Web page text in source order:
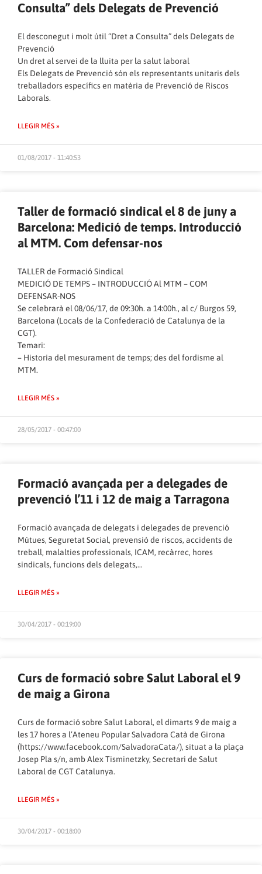
Consulta” dels Delegats de Prevenció
El desconegut i molt útil “Dret a Consulta” dels Delegats de
Prevenció
Un dret al servei de la lluita per la salut laboral
Els Delegats de Prevenció són els representants unitaris dels
treballadors específics en matèria de Prevenció de Riscos
Laborals.
LLEGIR MÉS »
01/08/2017 - 11:40:53
Taller de formació sindical el 8 de juny a
Barcelona: Medició de temps. Introducció
al MTM. Com defensar-nos
TALLER de Formació Sindical
MEDICIÓ DE TEMPS – INTRODUCCIÓ Al MTM – COM
DEFENSAR-NOS
Se celebrarà el 08/06/17, de 09:30h. a 14:00h., al c/ Burgos 59,
Barcelona (Locals de la Confederació de Catalunya de la
CGT).
Temari:
– Historia del mesurament de temps; des del fordisme al
MTM.
LLEGIR MÉS »
28/05/2017 - 00:47:00
Formació avançada per a delegades de
prevenció l’11 i 12 de maig a Tarragona
Formació avançada de delegats i delegades de prevenció
Mútues, Seguretat Social, prevensió de riscos, accidents de
treball, malalties professionals, ICAM, recàrrec, hores
sindicals, funcions dels delegats,…
LLEGIR MÉS »
30/04/2017 - 00:19:00
Curs de formació sobre Salut Laboral el 9
de maig a Girona
Curs de formació sobre Salut Laboral, el dimarts 9 de maig a
les 17 hores a l’Ateneu Popular Salvadora Catà de Girona
(https://www.facebook.com/SalvadoraCata/), situat a la plaça
Josep Pla s/n, amb Alex Tisminetzky, Secretari de Salut
Laboral de CGT Catalunya.
LLEGIR MÉS »
30/04/2017 - 00:18:00